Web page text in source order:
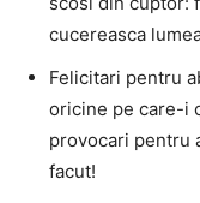
cucereasca
Felicitari pentru
oricine pe care-i
provocari pentru
facut!